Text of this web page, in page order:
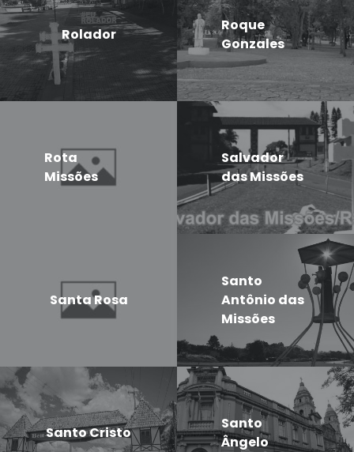
Rolador
Roque
Gonzales
Rota
Missões
Salvador
das Missões
Santa Rosa
Santo
Antônio das
Missões
Santo Cristo
Santo
Ângelo